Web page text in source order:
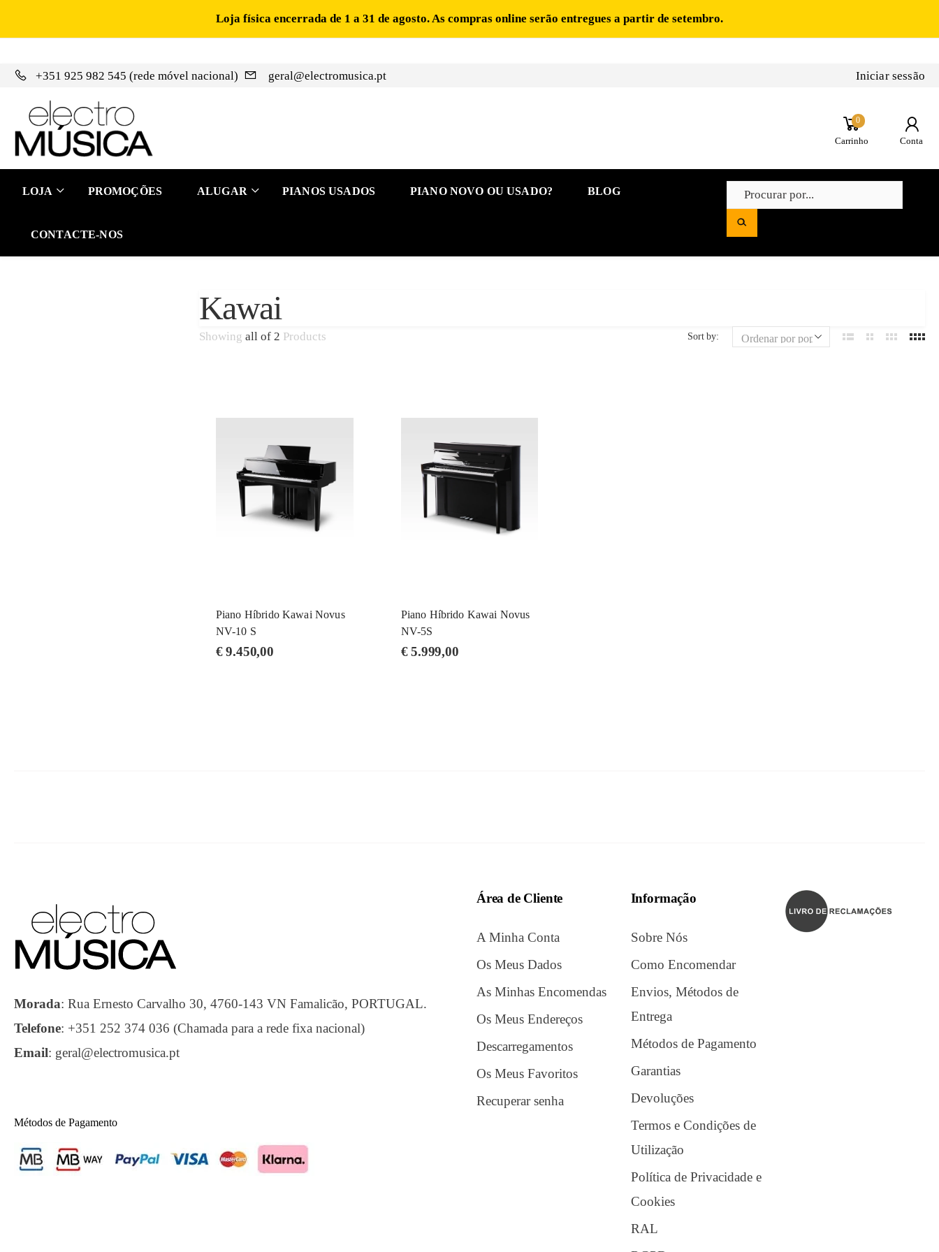
Loja física encerrada de 1 a 31 de agosto. As compras online serão entregues a partir de setembro.
+351 925 982 545 (rede móvel nacional) geral@electromusica.pt Iniciar sessão
0
Carrinho Conta
LOJA PROMOÇÕES ALUGAR PIANOS USADOS PIANO NOVO OU USADO? BLOG
CONTACTE-NOS
Kawai
Showing all of 2 Products Sort by:
Piano Híbrido Kawai Novus
NV-10 S
€9.450,00
Piano Híbrido Kawai Novus
NV-5S
€5.999,00
Morada: Rua Ernesto Carvalho 30, 4760-143 VN Famalicão, PORTUGAL.
Telefone: +351 252 374 036 (Chamada para a rede fixa nacional)
Email: geral@electromusica.pt
Métodos de Pagamento
Área de Cliente
A Minha Conta
Os Meus Dados
As Minhas Encomendas
Os Meus Endereços
Descarregamentos
Os Meus Favoritos
Recuperar senha
Informação
Sobre Nós
Como Encomendar
Envios, Métodos de
Entrega
Métodos de Pagamento
Garantias
Devoluções
Termos e Condições de
Utilização
Política de Privacidade e
Cookies
RAL